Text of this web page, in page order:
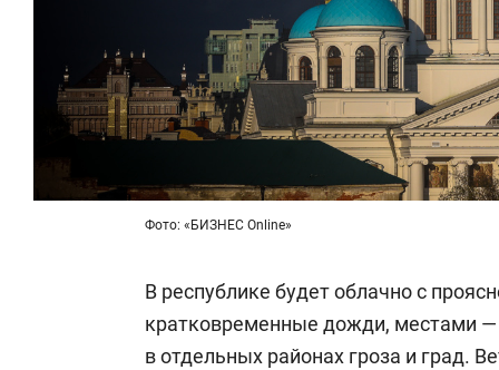
Фото: «БИЗНЕС Online»
В республике будет облачно с
кратковременные дожди, местами
в отдельных районах гроза и град.